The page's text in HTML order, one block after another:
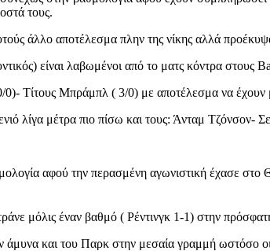
τους.
άλλο αποτέλεσμα πλην της νίκης αλλά
είναι λαβωμένοι από το ματς κόντρα στους
Τίτους Μπράμπλ ( 3/0) με αποτέλεσμα να έχουν
λίγα μέτρα πιο πίσω και τους: Άνταμ
αφού την περασμένη αγωνιστική έχασε
μόλις έναν βαθμό ( Ρέντινγκ 1-1) στην
άμυνα και του Παρκ στην μεσαία γραμμή